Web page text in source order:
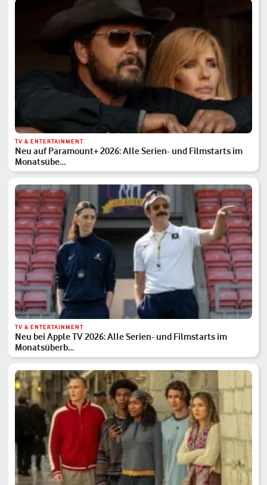
TV & ENTERTAINMENT
Neu auf Paramount+ 2026: Alle Serien- und Filmstarts im
Monatsübe…
TV & ENTERTAINMENT
Neu bei Apple TV 2026: Alle Serien- und Filmstarts im
Monatsüberb…